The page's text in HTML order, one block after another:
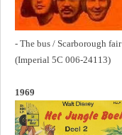
- The bus / Scarborough fair
(Imperial 5C 006-24113)
1969